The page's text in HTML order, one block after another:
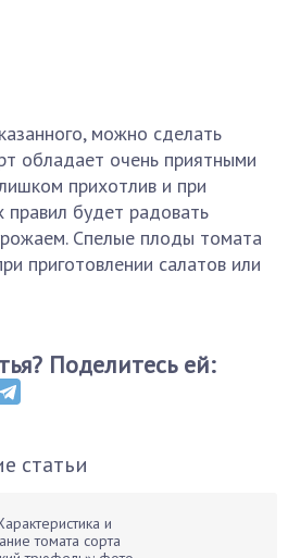
можно сделать
обладает очень приятными
прихотлив и при
будет радовать
Спелые плоды томата
приготовлении салатов или
Поделитесь ей:
статьи